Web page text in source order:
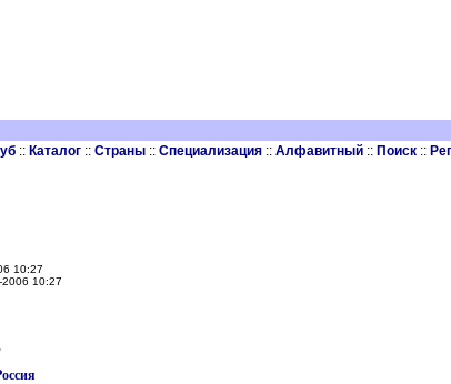
:: Каталог:: Страны:: Специализация:: Алфавитный:: Поиск::
10:27
10:27